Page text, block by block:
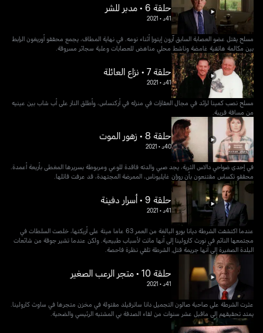
حلقة 6 • مدبر للشر
41د •
2021
مسلح يقتل عضو العصابة السابق آرون إيتورا أثناء نومه. في نهاية المطاف، يجمع محققو أوريغون الرابط
بين مكالمة هاتفية غامضة وناشط محلي مناهض للعصابات وعلبة سجائر مسروقة.
حلقة 7 • نزاع العائلة
41د •
2021
مسلح نصب كمينا لرائد في مجال العقارات في منزله في أركنساس، وأطلق النار على أب شاب بين عينيه
من مسافة قريبة.
حلقة 8 • زهور الموت
40د •
2021
في إحدى ضواحي دالاس الثرية، يجد صبي والدته فاقدة للوعي ومربوطة بسريرها المغطى بأربعة أعمدة.
محققو تكساس مقتنعون بأن روزان غايليوناس، الممرضة المجتهدة، قد عرفت قاتلها.
حلقة 9 • أسرار دفينة
41د •
2021
عندما اكتشفت الشرطة ديانا بورو البالغة من العمر 63 عاما ميتة على أريكتها، خلصت السلطات في
مجتمعها النائم في نورث كارولينا إلى أنها ماتت لأسباب طبيعية. ولكن عندما تشير جوقة من شائعات
البلدة الصغيرة إلى أنها جريمة قتل, الشرطة تلقي نظرة فاحصة.
حلقة 10 • متجر الرعب الصغير
41د •
2021
عثرت الشرطة على صاحبة صالون التجميل دانا ساترفيلد مقتولة في مخزن متجرها في ساوث كارولينا.
يمتد تحقيقهم إلى ماقبل عشر سنوات من لقاء الصدفة بي المشتبه الرئيسي والضحية.